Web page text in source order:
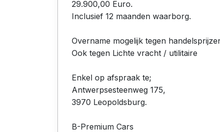
29.900,00 Euro.
Inclusief 12 maanden waarborg.
Overname mogelijk tegen
Ook tegen Lichte vracht / utilitaire
Enkel op afspraak te;
Antwerpsesteenweg 175,
3970 Leopoldsburg.
B-Premium Cars